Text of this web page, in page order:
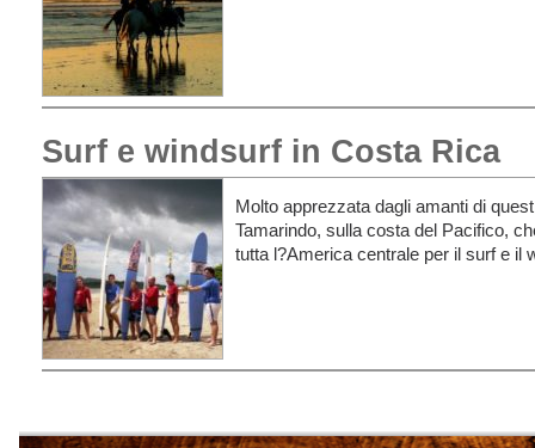
Surf e windsurf in Costa Rica
Molto apprezzata dagli amanti di
Tamarindo, sulla costa del Pacifico,
tutta l?America centrale per il surf e il